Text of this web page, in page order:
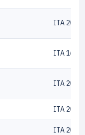
ITA
ITA
ITA
ITA
ITA